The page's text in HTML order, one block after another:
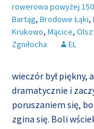
rowerowa powyżej
Bartąg, Brodowe Łąki,
Krukowo, Mącice,
Zgniłocha
EL
wieczór był piękny,
dramatycznie i
poruszaniem się,
zgina się. Boli